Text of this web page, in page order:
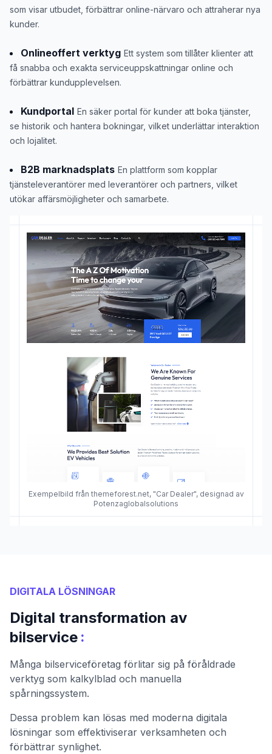
Exempelbild från themeforest.net, "Car Dealer", designad av
Potenzaglobalsolutions
som visar utbudet, förbättrar online-närvaro och attraherar nya
kunder.
Onlineoffert verktyg Ett system som tillåter klienter att
få snabba och exakta serviceuppskattningar online och
förbättrar kundupplevelsen.
Kundportal En säker portal för kunder att boka tjänster,
se historik och hantera bokningar, vilket underlättar interaktion
och lojalitet.
B2B marknadsplats En plattform som kopplar
tjänsteleverantörer med leverantörer och partners, vilket
utökar affärsmöjligheter och samarbete.
DIGITALA LÖSNINGAR
Digital transformation av
bilservice :
Många bilserviceföretag förlitar sig på föråldrade
verktyg som kalkylblad och manuella
spårningssystem.
Dessa problem kan lösas med moderna digitala
lösningar som effektiviserar verksamheten och
förbättrar synlighet.